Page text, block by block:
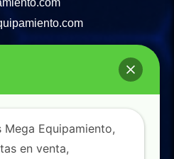
Mega Equipamiento,
en venta,